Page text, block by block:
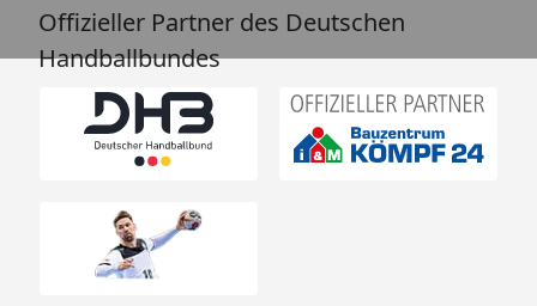
Offizieller Partner des Deutschen
Handballbundes